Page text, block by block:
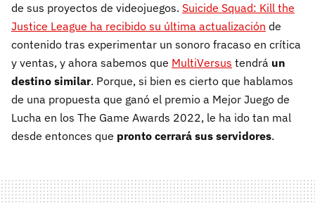
de sus proyectos de videojuegos. Suicide Squad: Kill the
Justice League ha recibido su última actualización de
contenido tras experimentar un sonoro fracaso en crítica
y ventas, y ahora sabemos que MultiVersus tendrá un
destino similar. Porque, si bien es cierto que hablamos
de una propuesta que ganó el premio a Mejor Juego de
Lucha en los The Game Awards 2022, le ha ido tan mal
desde entonces que pronto cerrará sus servidores.